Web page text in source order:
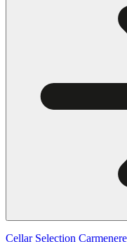
Cellar Selection Carmenere